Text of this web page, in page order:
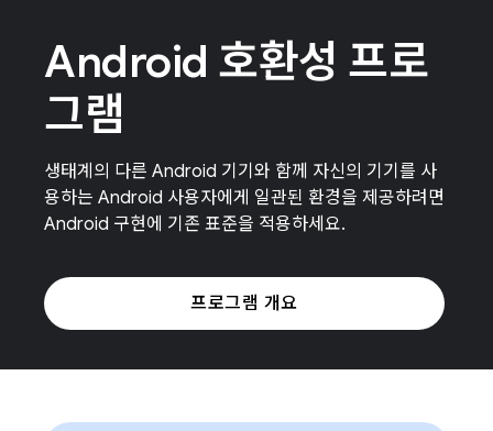
Android 호환성 프로
그램
생태계의 다른 Android 기기와 함께 자신의 기기를 사
용하는 Android 사용자에게 일관된 환경을 제공하려면
Android 구현에 기존 표준을 적용하세요.
프로그램 개요